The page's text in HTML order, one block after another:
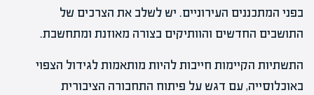
בפני המתכננים העירוניים. יש לשלב את הצרכים של
התושבים החדשים והוותיקים בצורה מאוזנת ומתחשבת.
התשתיות הקיימות חייבות להיות מותאמות לגידול הצפוי
באוכלוסייה, עם דגש על פיתוח התחבורה הציבורית